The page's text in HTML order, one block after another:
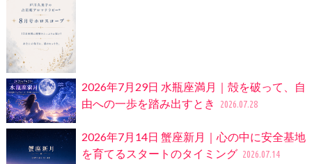
2026年7月29日 水瓶座満月｜殻を破って、自
由への一歩を踏み出すとき
2026.07.28
2026年7月14日 蟹座新月｜心の中に安全基地
を育てるスタートのタイミング 2026.07.14